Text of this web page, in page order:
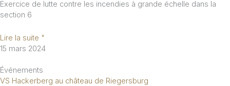
Exercice de lutte contre les incendies à grande échelle dans la
section 6
Lire la suite "
15 mars 2024
Événements
VS Hackerberg au château de Riegersburg